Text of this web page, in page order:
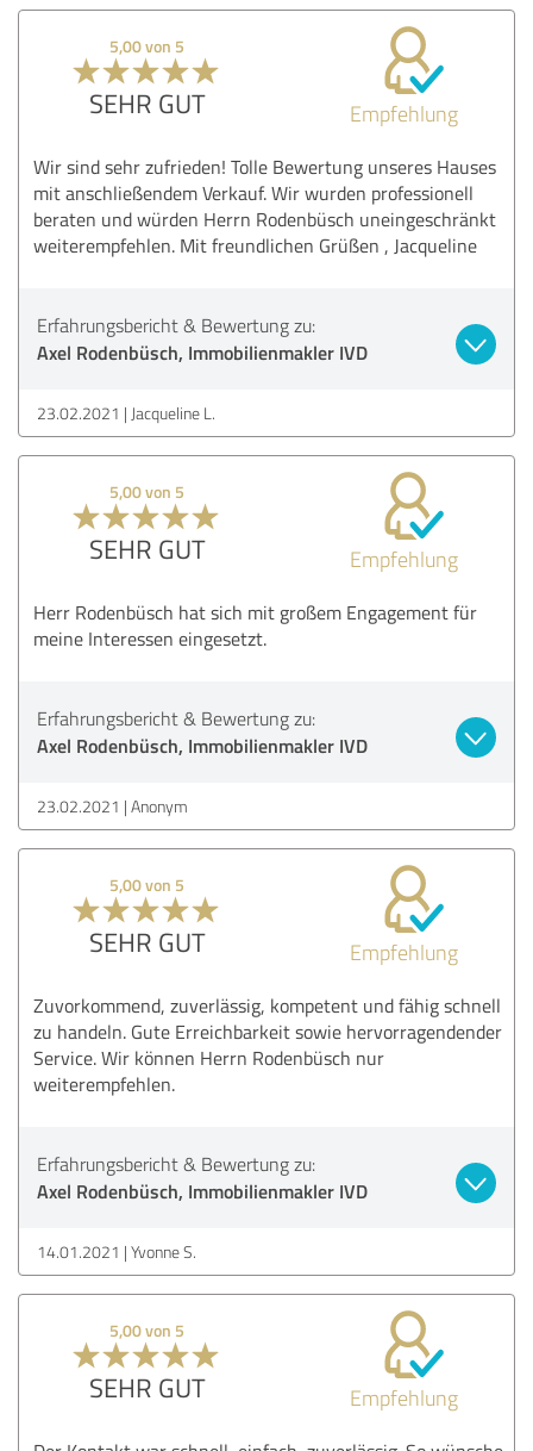
5,00 von 5
SEHR GUT Empfehlung
Wir sind sehr zufrieden! Tolle Bewertung unseres Hauses
mit anschließendem Verkauf. Wir wurden professionell
beraten und würden Herrn Rodenbüsch uneingeschränkt
weiterempfehlen. Mit freundlichen Grüßen , Jacqueline
Erfahrungsbericht & Bewertung zu:
Axel Rodenbüsch, Immobilienmakler IVD
23.02.2021 Jacqueline L.
5,00 von 5
SEHR GUT Empfehlung
Herr Rodenbüsch hat sich mit großem Engagement für
meine Interessen eingesetzt.
Erfahrungsbericht & Bewertung zu:
Axel Rodenbüsch, Immobilienmakler IVD
23.02.2021 Anonym
5,00 von 5
SEHR GUT Empfehlung
Zuvorkommend, zuverlässig, kompetent und fähig schnell
zu handeln. Gute Erreichbarkeit sowie hervorragendender
Service. Wir können Herrn Rodenbüsch nur
weiterempfehlen.
Erfahrungsbericht & Bewertung zu:
Axel Rodenbüsch, Immobilienmakler IVD
14.01.2021 Yvonne S.
5,00 von 5
SEHR GUT Empfehlung